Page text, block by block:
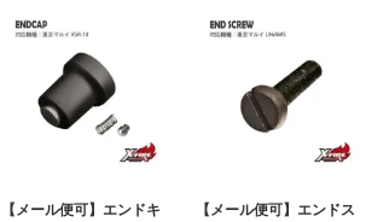
【メール便可】エンドキ
【メール便可】エンドス